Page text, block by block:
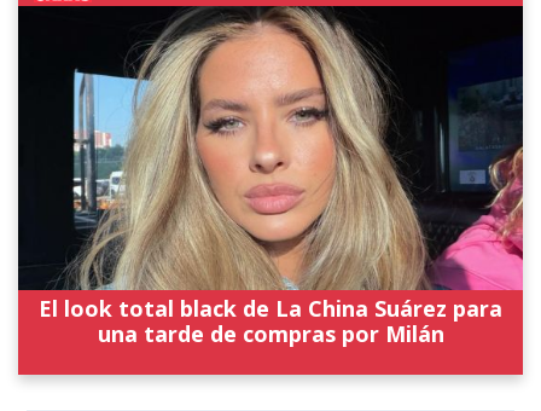
El look total black de La China Suárez para
una tarde de compras por Milán